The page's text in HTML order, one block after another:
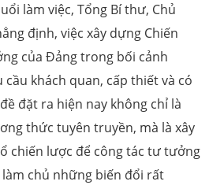
làm việc, Tổng Bí thư, Chủ
định, việc xây dựng Chiến
của Đảng trong bối cảnh
cầu khách quan, cấp thiết và có
đặt ra hiện nay không chỉ là
thức tuyên truyền, mà là xây
chiến lược để công tác tư tưởng
chủ những biến đổi rất